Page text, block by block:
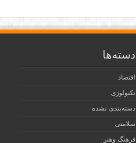
دسته‌ها
اقتصاد
تکنولوژی
دسته‌بندی نشده
سلامتی
فرهنگ وهنر